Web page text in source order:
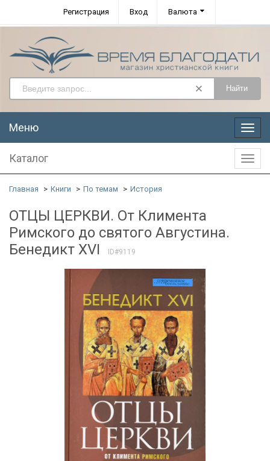
Регистрация Вход Валюта
Найти
Меню
Меню
Каталог
Главная Книги По темам История
ОТЦЫ ЦЕРКВИ. От Климента
Римского до святого Августина.
Бенедикт XVI
ID#9119